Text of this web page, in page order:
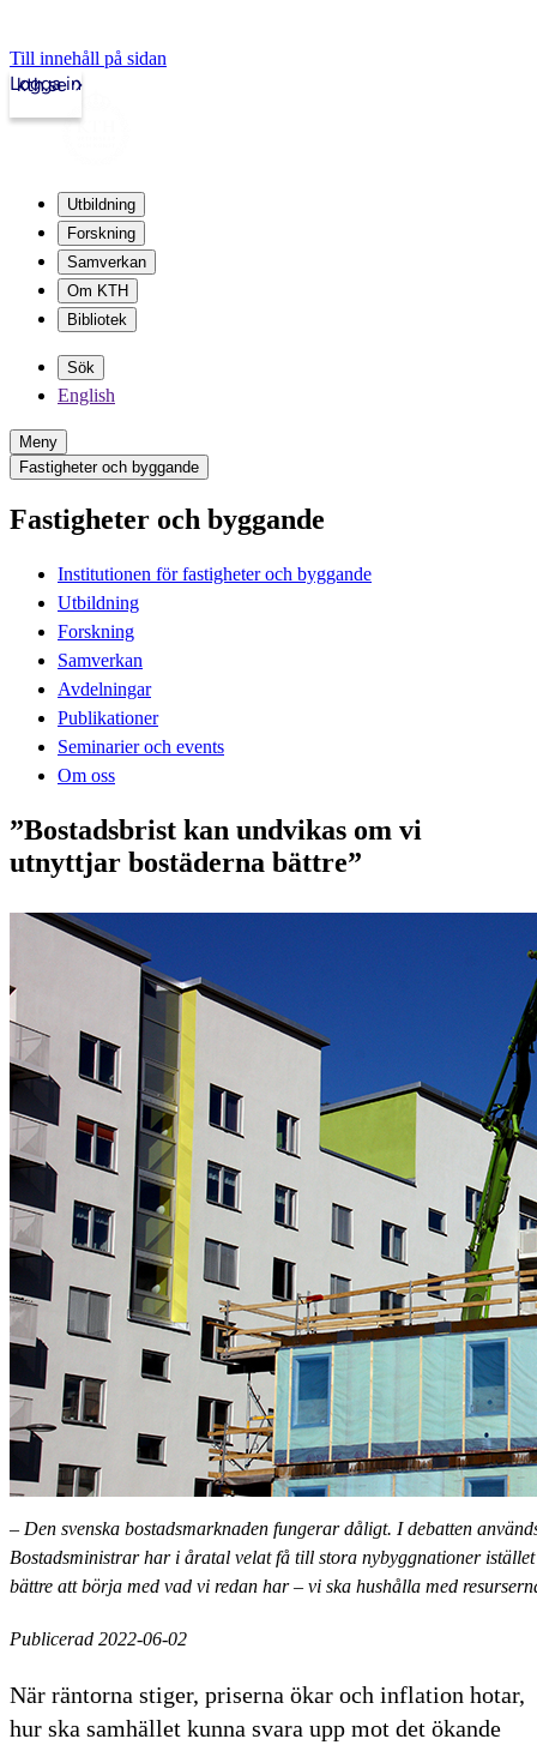
Till innehåll på sidan
kth.se
Logga in
Utbildning
Forskning
Samverkan
Om KTH
Bibliotek
Sök
English
Meny
Fastigheter och byggande
Fastigheter och byggande
Institutionen för fastigheter och byggande
Utbildning
Forskning
Samverkan
Avdelningar
Publikationer
Seminarier och events
Om oss
”Bostadsbrist kan undvikas om vi
utnyttjar bostäderna bättre”
– Den svenska bostadsmarknaden fungerar dåligt. I debatten
Bostadsministrar har i åratal velat få till stora nybyggnationer
bättre att börja med vad vi redan har – vi ska hushålla med
Publicerad 2022-06-02
När räntorna stiger, priserna ökar och inflation hotar,
hur ska samhället kunna svara upp mot det ökande